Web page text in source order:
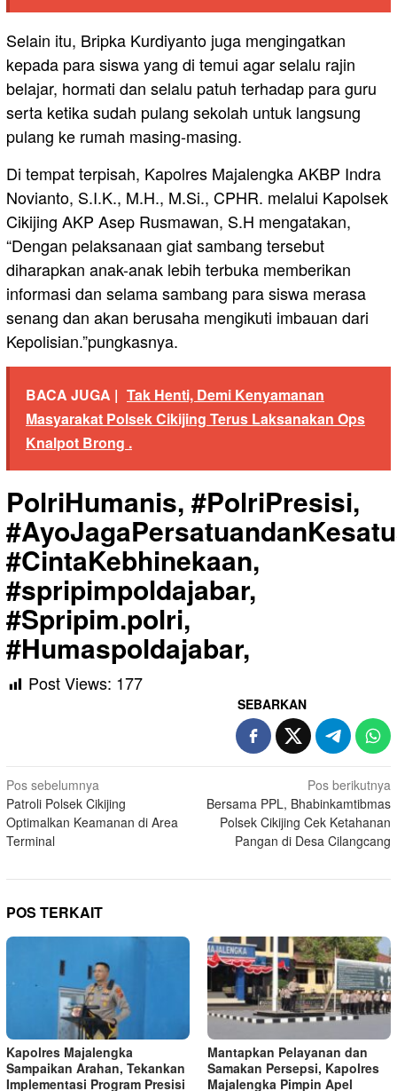
Selain itu, Bripka Kurdiyanto juga mengingatkan
kepada para siswa yang di temui agar selalu rajin
belajar, hormati dan selalu patuh terhadap para guru
serta ketika sudah pulang sekolah untuk langsung
pulang ke rumah masing-masing.
Di tempat terpisah, Kapolres Majalengka AKBP Indra
Novianto, S.I.K., M.H., M.Si., CPHR. melalui Kapolsek
Cikijing AKP Asep Rusmawan, S.H mengatakan,
“Dengan pelaksanaan giat sambang tersebut
diharapkan anak-anak lebih terbuka memberikan
informasi dan selama sambang para siswa merasa
senang dan akan berusaha mengikuti imbauan dari
Kepolisian.”pungkasnya.
BACA JUGA | Tak Henti, Demi Kenyamanan
Masyarakat Polsek Cikijing Terus Laksanakan Ops
Knalpot Brong .
PolriHumanis, #PolriPresisi,
#CintaKebhinekaan,
#spripimpoldajabar,
#Spripim.polri,
#Humaspoldajabar,
Post Views: 177
SEBARKAN
Navigasi
pos
Pos sebelumnya
Patroli Polsek Cikijing
Optimalkan Keamanan di Area
Terminal
Pos berikutnya
Bersama PPL, Bhabinkamtibmas
Polsek Cikijing Cek Ketahanan
Pangan di Desa Cilangcang
POS TERKAIT
Kapolres Majalengka
Sampaikan Arahan, Tekankan
Implementasi Program Presisi
Mantapkan Pelayanan dan
Samakan Persepsi, Kapolres
Majalengka Pimpin Apel